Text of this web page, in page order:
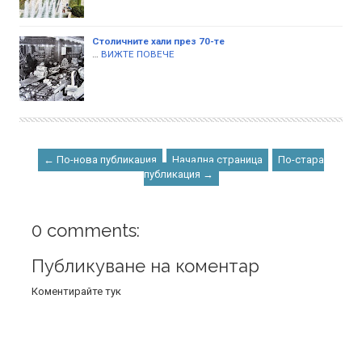
Столичните хали през 70-те
ВИЖТЕ ПОВЕЧЕ
← По-нова публикация Начална страница
По-стара
публикация →
0 comments:
Публикуване на коментар
Коментирайте тук